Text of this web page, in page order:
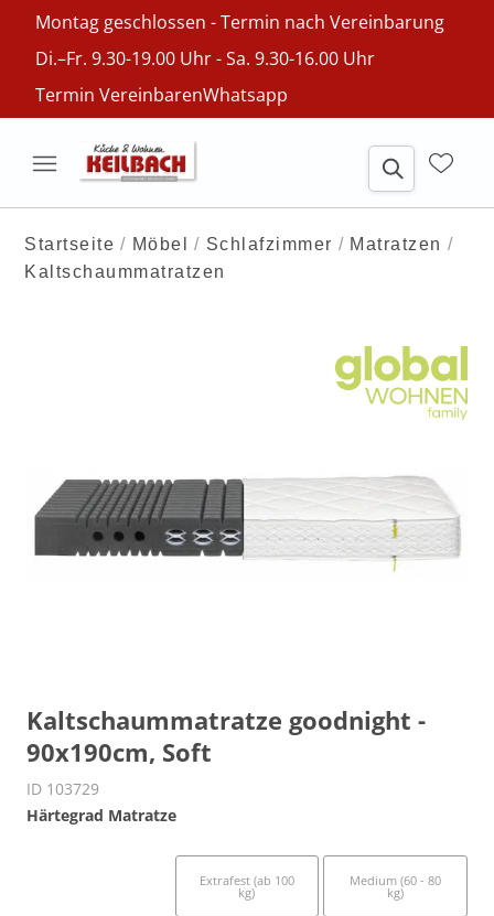
Montag geschlossen - Termin nach Vereinbarung
Di.–Fr. 9.30-19.00 Uhr - Sa. 9.30-16.00 Uhr
Termin VereinbarenWhatsapp
Startseite Möbel Schlafzimmer
Matratzen
Kaltschaummatratzen
Kaltschaummatratze goodnight -
90x190cm, Soft
ID 103729
Härtegrad Matratze
Extrafest (ab 100
kg)
Medium (60 - 80
kg)